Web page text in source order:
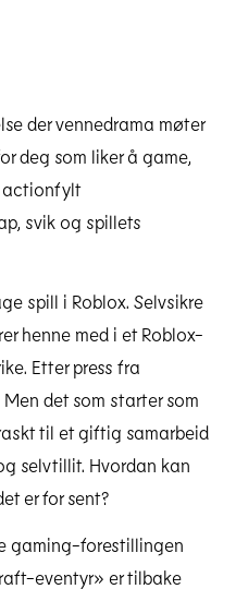
der vennedrama møter
deg som liker å game,
actionfylt
svik og spillets
spill i Roblox. Selvsikre
henne med i et Roblox-
Etter press fra
det som starter som
til et giftig samarbeid
selvtillit. Hvordan kan
er for sent?
gaming-forestillingen
eventyr» er tilbake